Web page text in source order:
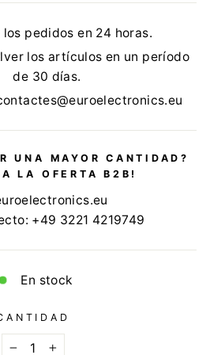
los pedidos en 24 horas.
los artículos en un período
de 30 días.
UNA MAYOR CANTIDAD?
LA OFERTA B2B!
+49 3221 4219749
En stock